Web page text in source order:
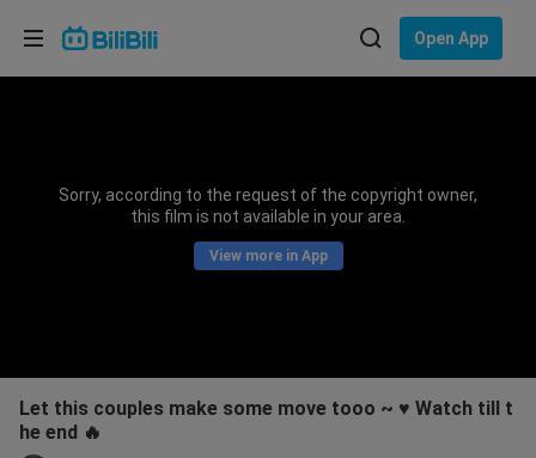
Open App
Sorry, according to the request of the copyright owner,
this film is not available in your area.
View more in App
Let this couples make some move tooo ~ ♥️ Watch till t
he end 🔥
Choose your language